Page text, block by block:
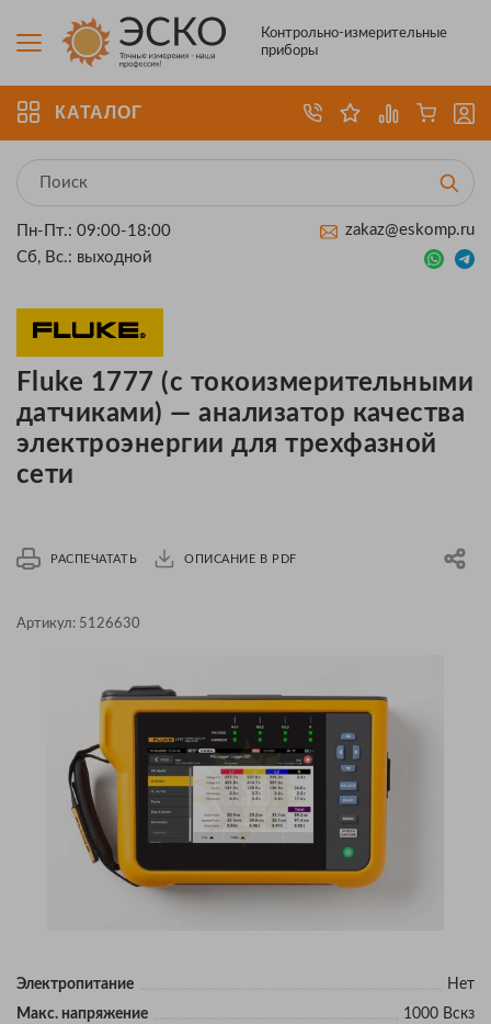
Контрольно-измерительные
приборы
КАТАЛОГ
Пн-Пт.: 09:00-18:00
Сб, Вс.: выходной
zakaz@eskomp.ru
Fluke 1777 (с токоизмерительными
датчиками) — анализатор качества
электроэнергии для трехфазной
сети
РАСПЕЧАТАТЬ ОПИСАНИЕ В PDF
Артикул: 5126630
Электропитание
Нет
Макс. напряжение
1000 Вскз